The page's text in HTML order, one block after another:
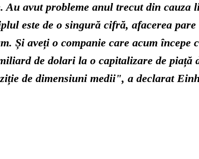
Au avut probleme anul trecut din
este de o singură cifră, afacerea
Și aveți o companie care acum începe
de dolari la o capitalizare de piață
de dimensiuni medii", a declarat